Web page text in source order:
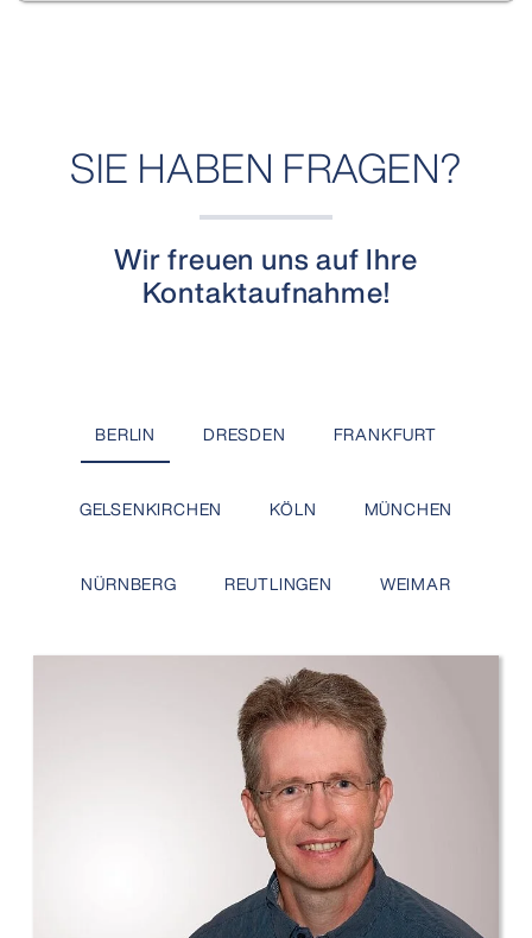
SIE HABEN FRAGEN?
Wir freuen uns auf Ihre
Kontaktaufnahme!
BERLIN DRESDEN FRANKFURT
GELSENKIRCHEN KÖLN MÜNCHEN
NÜRNBERG REUTLINGEN WEIMAR